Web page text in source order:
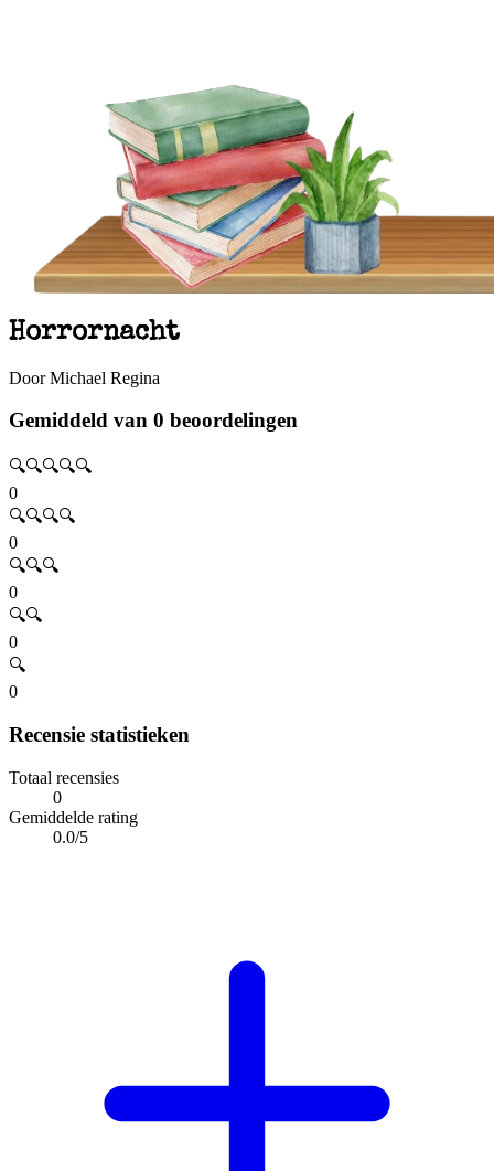
Horrornacht
Door Michael Regina
Gemiddeld van 0 beoordelingen
🔍🔍🔍🔍🔍
0
🔍🔍🔍🔍
0
🔍🔍🔍
0
🔍🔍
0
🔍
0
Recensie statistieken
Totaal recensies
0
Gemiddelde rating
0.0/5